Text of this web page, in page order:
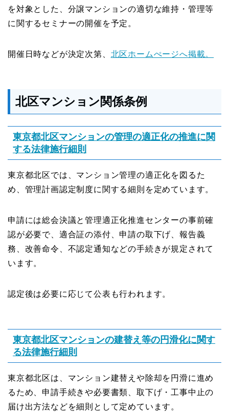
を対象とした、分譲マンションの適切な維持・管理等
に関するセミナーの開催を予定。
開催日時などが決定次第、 北区ホームぺージへ掲載。
北区マンション関係条例
東京都北区マンションの管理の適正化の推進に関
する法律施行細則
東京都北区では、マンション管理の適正化を図るた
め、管理計画認定制度に関する細則を定めています。
申請には総会決議と管理適正化推進センターの事前確
認が必要で、適合証の添付、申請の取下げ、報告義
務、改善命令、不認定通知などの手続きが規定されて
います。
認定後は必要に応じて公表も行われます。
東京都北区マンションの建替え等の円滑化に関す
る法律施行細則
東京都北区は、マンション建替えや除却を円滑に進め
るため、申請手続きや必要書類、取下げ・工事中止の
届け出方法などを細則として定めています。